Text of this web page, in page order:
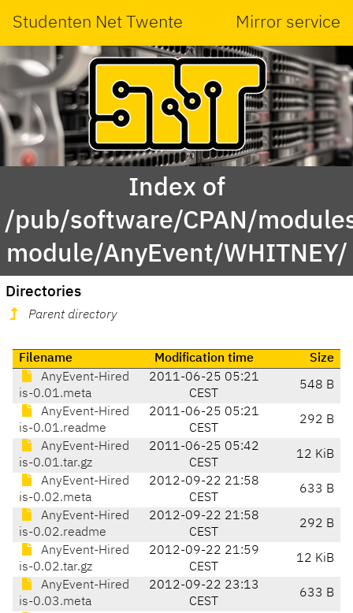
Studenten Net Twente Mirror service
Index of
/pub/software/CPAN/
module/AnyEvent/WHITNEY/
Directories
Parent directory
Filename Modification time
Size
AnyEvent-Hired
is-0.01.meta
2011-06-25 05:21
CEST
548 B
AnyEvent-Hired
is-0.01.readme
2011-06-25 05:21
CEST
292 B
AnyEvent-Hired
is-0.01.tar.gz
2011-06-25 05:42
CEST
12 KiB
AnyEvent-Hired
is-0.02.meta
2012-09-22 21:58
CEST
633 B
AnyEvent-Hired
is-0.02.readme
2012-09-22 21:58
CEST
292 B
AnyEvent-Hired
is-0.02.tar.gz
2012-09-22 21:59
CEST
12 KiB
AnyEvent-Hired
is-0.03.meta
2012-09-22 23:13
CEST
633 B